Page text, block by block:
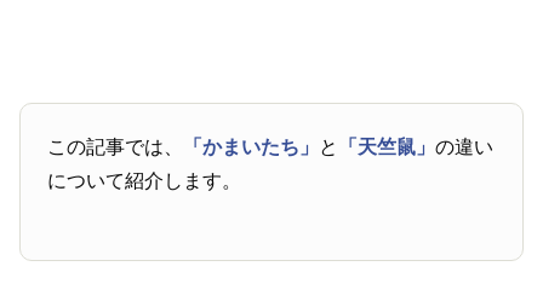
この記事では、 「かまいたち」 と 「天竺鼠」の違い
について紹介します。